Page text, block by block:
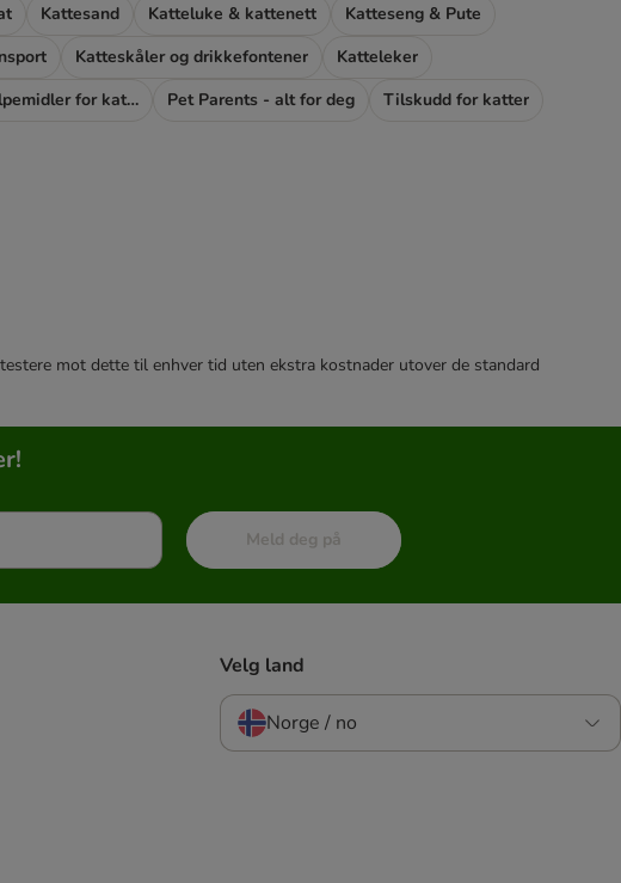
Kattesand Katteluke & kattenett
Katteseng & Pute
Katteskåler og drikkefontener
Katteleker
Tekniske hjelpemidler for katter Pet Parents - alt for deg Tilskudd for katter
mot dette til enhver tid uten ekstra kostnader utover de standard
Meld deg på
Velg land
Norge / no